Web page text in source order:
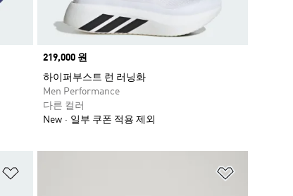
Price
219,000 원
하이퍼부스트 런 러닝화
Men Performance
다른 컬러
New
일부 쿠폰 적용 제외